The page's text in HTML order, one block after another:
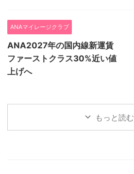
ANAマイレージクラブ
ANA2027年の国内線新運賃
ファーストクラス30%近い値
上げへ
もっと読む